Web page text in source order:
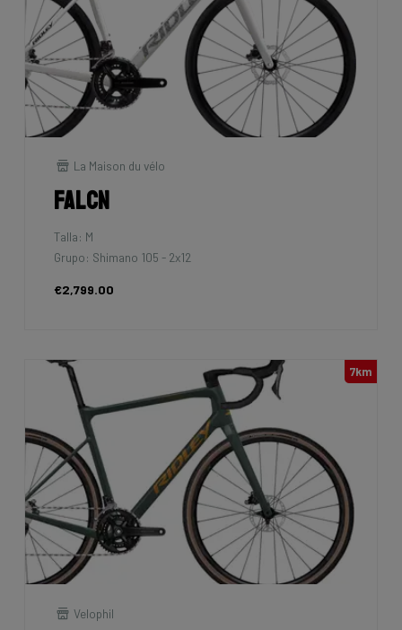
La Maison du vélo
Falcn
Talla: M
Grupo: Shimano 105 - 2x12
€2,799.00
7km
Velophil